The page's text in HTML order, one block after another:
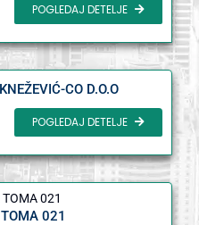
POGLEDAJ DETELJE
CO D.O.O
POGLEDAJ DETELJE
021